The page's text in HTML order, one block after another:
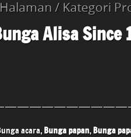
/ Kategori
Alisa Since
acara, Bunga papan, Bunga